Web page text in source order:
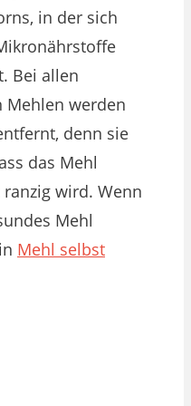
in der sich
Bei allen
werden
denn sie
das Mehl
wird. Wenn
Mehl
Mehl selbst